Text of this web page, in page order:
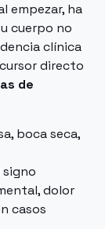
empezar, ha
cuerpo no
clínica
directo
de
boca seca,
signo
dolor
casos